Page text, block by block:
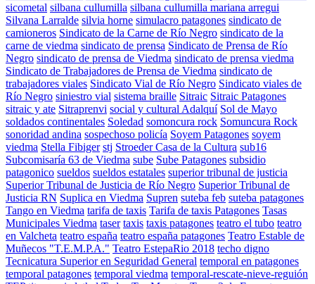
sicometal silbana cullumilla silbana cullumilla mariana arregui
Silvana Larralde silvia horne simulacro patagones sindicato de
camioneros Sindicato de la Carne de Río Negro sindicato de la
carne de viedma sindicato de prensa Sindicato de Prensa de Río
Negro sindicato de prensa de Viedma sindicato de prensa viedma
Sindicato de Trabajadores de Prensa de Viedma sindicato de
trabajadores viales Sindicato Vial de Río Negro Sindicato viales de
Río Negro siniestro vial sistema braille Sitraic Sitraic Patagones
sitraic y ate Sitraprenvi social y cultural Adalquí Sol de Mayo
soldados continentales Soledad somoncura rock Somuncura Rock
sonoridad andina sospechoso policía Soyem Patagones soyem
viedma Stella Fibiger stj Stroeder Casa de la Cultura sub16
Subcomisaría 63 de Viedma sube Sube Patagones subsidio
patagonico sueldos sueldos estatales superior tribunal de justicia
Superior Tribunal de Justicia de Río Negro Superior Tribunal de
Justicia RN Suplica en Viedma Supren suteba feb suteba patagones
Tango en Viedma tarifa de taxis Tarifa de taxis Patagones Tasas
Municipales Viedma taser taxis taxis patagones teatro el tubo teatro
en Valcheta teatro españa teatro españa patagones Teatro Estable de
Muñecos "T.E.M.P.A." Teatro EstepaRio 2018 techo digno
Tecnicatura Superior en Seguridad General temporal en patagones
temporal patagones temporal viedma temporal-rescate-nieve-reguión